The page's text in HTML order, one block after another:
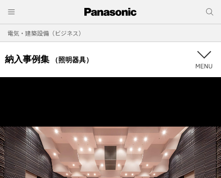
電気・建築設備（ビジネス）
納入事例集 （照明器具）